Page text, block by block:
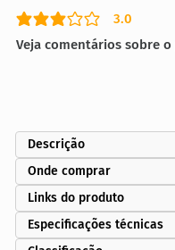
3.0
classificação média é 3 de 5
Veja comentários sobre
Descrição
Onde comprar
Links do produto
Especificações técnicas